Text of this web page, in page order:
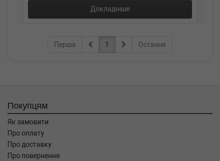
Докладніше
Перша 1 Остання
Покупцям
Як замовити
Про оплату
Про доставку
Про повернення